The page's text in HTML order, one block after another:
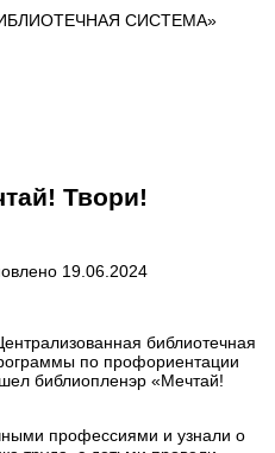
СИСТЕМА»
Твори!
19.06.2024
библиотечная
по профориентации
библиопленэр «Мечтай!
профессиями и узнали о